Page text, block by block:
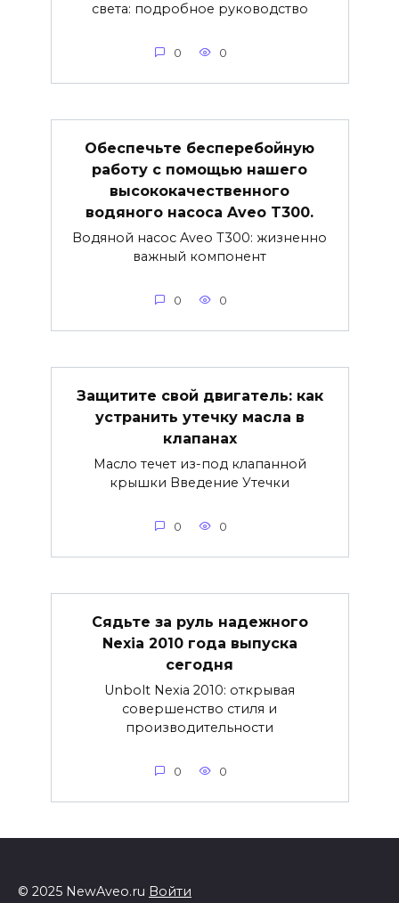
света: подробное руководство
0 0
Обеспечьте бесперебойную
работу с помощью нашего
высококачественного
водяного насоса Aveo T300.
Водяной насос Aveo T300: жизненно
важный компонент
0 0
Защитите свой двигатель: как
устранить утечку масла в
клапанах
Масло течет из-под клапанной
крышки Введение Утечки
0 0
Сядьте за руль надежного
Nexia 2010 года выпуска
сегодня
Unbolt Nexia 2010: открывая
совершенство стиля и
производительности
0 0
© 2025 NewAveo.ru Войти